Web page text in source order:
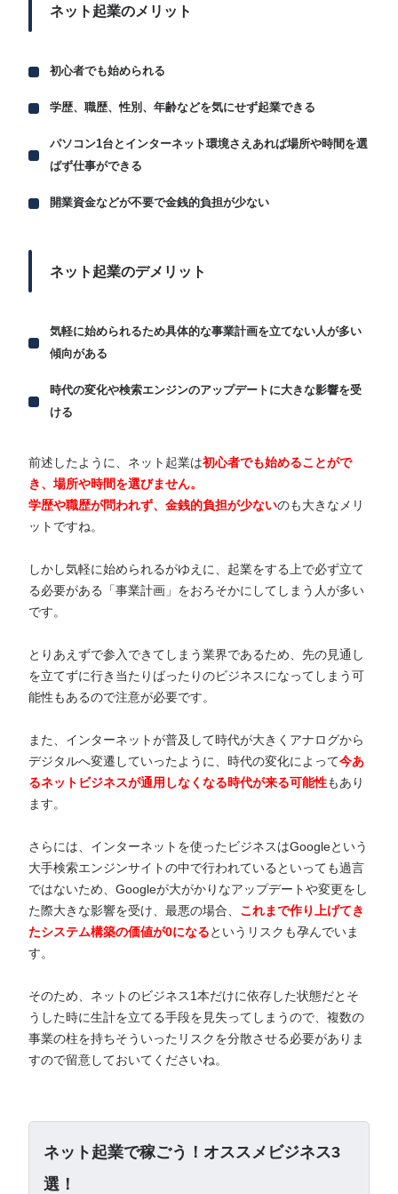
ネット起業のメリット
初心者でも始められる
学歴、職歴、性別、年齢などを気にせず起業できる
パソコン1台とインターネット環境さえあれば場所や時間を選
ばず仕事ができる
開業資金などが不要で金銭的負担が少ない
ネット起業のデメリット
気軽に始められるため具体的な事業計画を立てない人が多い
傾向がある
時代の変化や検索エンジンのアップデートに大きな影響を受
ける
前述したように、ネット起業は初心者でも始めることがで
き、場所や時間を選びません。
学歴や職歴が問われず、金銭的負担が少ないのも大きなメリ
ットですね。
しかし気軽に始められるがゆえに、起業をする上で必ず立て
る必要がある「事業計画」をおろそかにしてしまう人が多い
です。
とりあえずで参入できてしまう業界であるため、先の見通し
を立てずに行き当たりばったりのビジネスになってしまう可
能性もあるので注意が必要です。
また、インターネットが普及して時代が大きくアナログから
デジタルへ変遷していったように、時代の変化によって今あ
るネットビジネスが通用しなくなる時代が来る可能性もあり
ます。
さらには、インターネットを使ったビジネスはGoogleという
大手検索エンジンサイトの中で行われているといっても過言
ではないため、Googleが大がかりなアップデートや変更をし
た際大きな影響を受け、最悪の場合、 これまで作り上げてき
たシステム構築の価値が0になる というリスクも孕んでいま
す。
そのため、ネットのビジネス1本だけに依存した状態だとそ
うした時に生計を立てる手段を見失ってしまうので、複数の
事業の柱を持ちそういったリスクを分散させる必要がありま
すので留意しておいてくださいね。
ネット起業で稼ごう！オススメビジネス3
選！